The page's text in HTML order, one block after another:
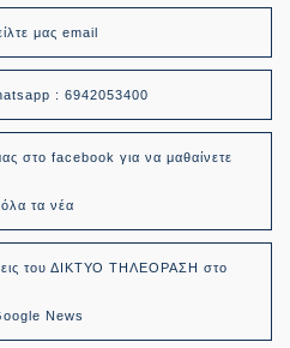
μας email
: 6942053400
στο facebook για να μαθαίνετε
όλα τα νέα
του ΔΙΚΤΥΟ ΤΗΛΕΟΡΑΣΗ στο
News